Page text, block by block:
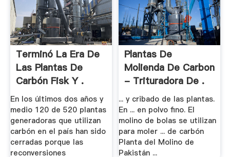
Terminó La Era De
Las Plantas De
Carbón Fisk Y .
En los últimos dos años y
medio 120 de 520 plantas
generadoras que utilizan
carbón en el país han sido
cerradas porque las
reconversiones
Plantas De
Molienda De Carbon
- Trituradora De .
... y cribado de las plantas.
En ... en polvo fino. El
molino de bolas se utilizan
para moler ... de carbón
Planta del Molino de
Pakistán ...